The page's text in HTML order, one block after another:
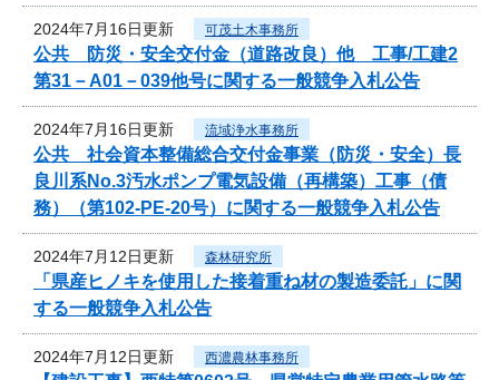
2024年7月16日更新 可茂土木事務所
公共 防災・安全交付金（道路改良）他 工事/工建2
第31－A01－039他号に関する一般競争入札公告
2024年7月16日更新 流域浄水事務所
公共 社会資本整備総合交付金事業（防災・安全）長
良川系No.3汚水ポンプ電気設備（再構築）工事（債
務）（第102-PE-20号）に関する一般競争入札公告
2024年7月12日更新 森林研究所
「県産ヒノキを使用した接着重ね材の製造委託」に関
する一般競争入札公告
2024年7月12日更新 西濃農林事務所